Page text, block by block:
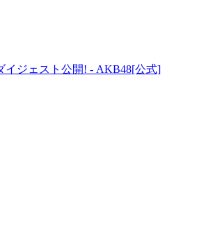
イジェスト公開! - AKB48[公式]